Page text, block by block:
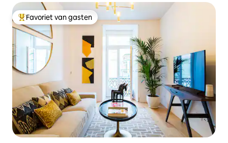
Topfavoriet van gasten
Favoriet van gasten